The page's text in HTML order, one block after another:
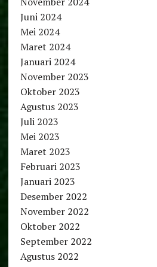
Juni 2024
Mei 2024
Maret 2024
Januari 2024
November 2023
Oktober 2023
Agustus 2023
Juli 2023
Mei 2023
Maret 2023
Februari 2023
Januari 2023
Desember 2022
November 2022
Oktober 2022
September 2022
Agustus 2022